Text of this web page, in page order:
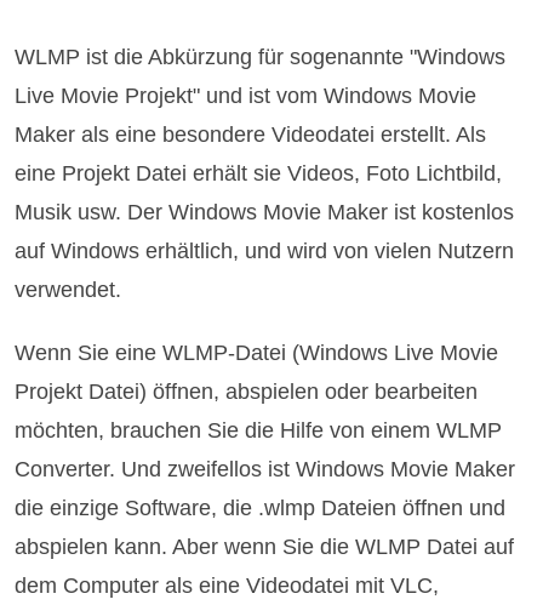
WLMP ist die Abkürzung für sogenannte "Windows
Live Movie Projekt" und ist vom Windows Movie
Maker als eine besondere Videodatei erstellt. Als
eine Projekt Datei erhält sie Videos, Foto Lichtbild,
Musik usw. Der Windows Movie Maker ist kostenlos
auf Windows erhältlich, und wird von vielen Nutzern
verwendet.
Wenn Sie eine WLMP-Datei (Windows Live Movie
Projekt Datei) öffnen, abspielen oder bearbeiten
möchten, brauchen Sie die Hilfe von einem WLMP
Converter. Und zweifellos ist Windows Movie Maker
die einzige Software, die .wlmp Dateien öffnen und
abspielen kann. Aber wenn Sie die WLMP Datei auf
dem Computer als eine Videodatei mit VLC,